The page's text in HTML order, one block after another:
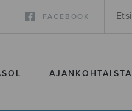
FACEBOOK
AJANKOHTAISTA